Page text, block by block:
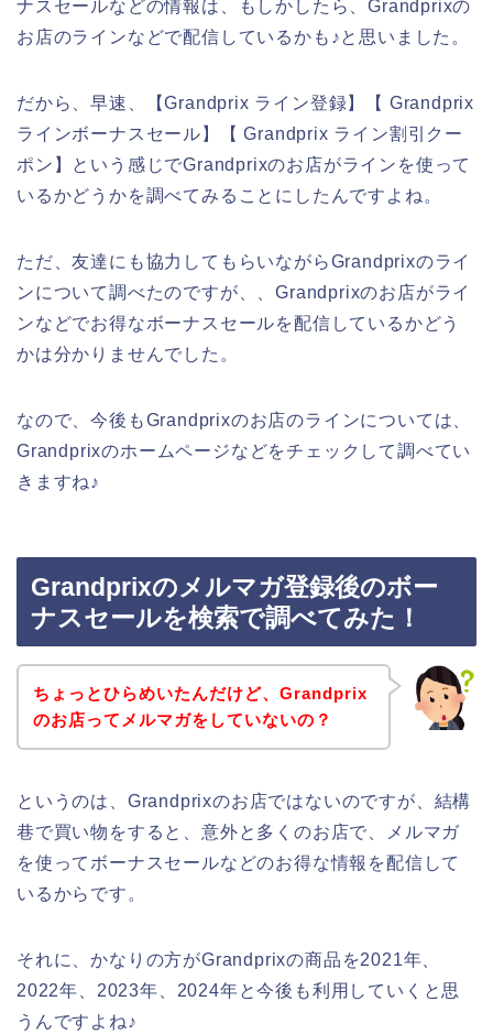
ナスセールなどの情報は、もしかしたら、Grandprixの
お店のラインなどで配信しているかも♪と思いました。
だから、早速、【Grandprix ライン登録】【 Grandprix
ラインボーナスセール】【 Grandprix ライン割引クー
ポン】という感じでGrandprixのお店がラインを使って
いるかどうかを調べてみることにしたんですよね。
ただ、友達にも協力してもらいながらGrandprixのライ
ンについて調べたのですが、、Grandprixのお店がライ
ンなどでお得なボーナスセールを配信しているかどう
かは分かりませんでした。
なので、今後もGrandprixのお店のラインについては、
Grandprixのホームページなどをチェックして調べてい
きますね♪
Grandprixのメルマガ登録後のボー
ナスセールを検索で調べてみた！
ちょっとひらめいたんだけど、Grandprix
のお店ってメルマガをしていないの？
というのは、Grandprixのお店ではないのですが、結構
巷で買い物をすると、意外と多くのお店で、メルマガ
を使ってボーナスセールなどのお得な情報を配信して
いるからです。
それに、かなりの方がGrandprixの商品を2021年、
2022年、2023年、2024年と今後も利用していくと思
うんですよね♪